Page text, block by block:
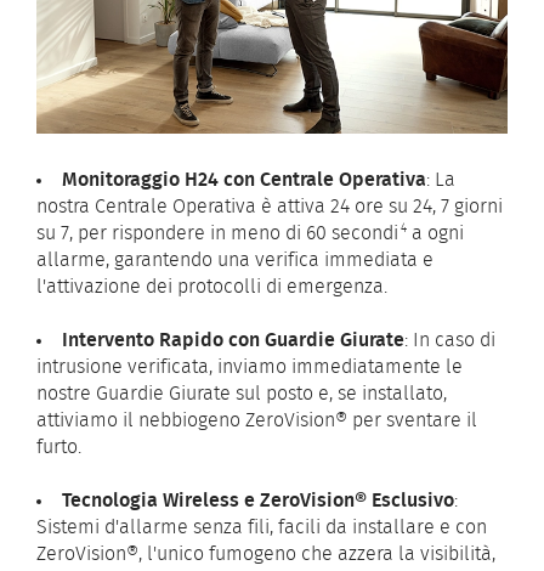
Monitoraggio H24 con Centrale Operativa: La
nostra Centrale Operativa è attiva 24 ore su 24, 7 giorni
su 7, per rispondere in meno di 60 secondi 4 a ogni
allarme, garantendo una verifica immediata e
l'attivazione dei protocolli di emergenza.
Intervento Rapido con Guardie Giurate: In caso di
intrusione verificata, inviamo immediatamente le
nostre Guardie Giurate sul posto e, se installato,
attiviamo il nebbiogeno ZeroVision® per sventare il
furto.
Tecnologia Wireless e ZeroVision® Esclusivo:
Sistemi d'allarme senza fili, facili da installare e con
ZeroVision®, l'unico fumogeno che azzera la visibilità,